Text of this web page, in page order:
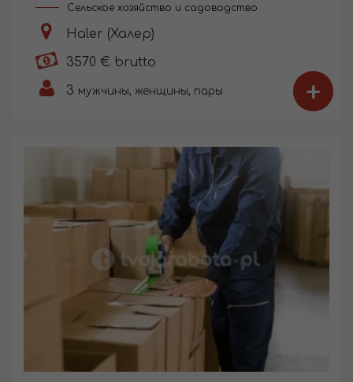
Сельское хозяйство и садоводство
Haler (Халер)
3570 € brutto
3 мужчины, женщины, пары +